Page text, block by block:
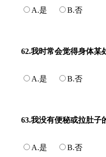
A.是 B.否
62.我时常会觉得身体某
A.是 B.否
63.我没有便秘或拉肚子
A.是 B.否